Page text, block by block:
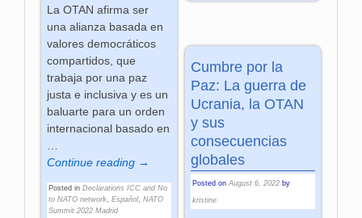
La OTAN afirma ser
una alianza basada en
valores democráticos
compartidos, que
trabaja por una paz
justa e inclusiva y es un
baluarte para un orden
internacional basado en
Continue reading →
Posted in Declarations ICC and No
to NATO network ,Español ,NATO
Summit 2022 Madrid
Cumbre por la
Paz: La guerra de
Ucrania, la OTAN
y sus
consecuencias
globales
Posted on August 6, 2022 by
kristine